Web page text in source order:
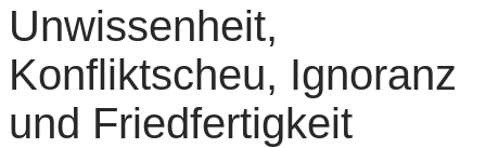
Unwissenheit,
Konfliktscheu, Ignoranz
und Friedfertigkeit